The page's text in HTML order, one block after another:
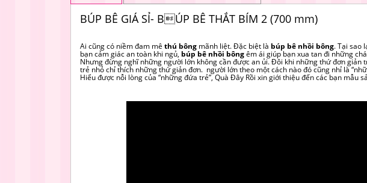
BÚP BÊ GIÁ SỈ- BÚP BÊ THẮT BÍM 2 (700 mm)
Ai cũng có niềm đam mê thú bông mãnh liệt. Đặc biệt là búp bê nhồi bông. Tại sao
bạn cảm giác an toàn khi ngủ, búp bê nhồi bôngêm ái giúp bạn xua tan đi những
Nhưng đừng nghĩ những người lớn không cần được an ủi. Đôi khi những thứ đơn giản
trẻ nhỏ chỉ thích những thứ giản đơn. người lớn theo một cách nào đó cũng nhỉ là
Hiểu được nỗi lòng của “những đứa trẻ”, Quà Đây Rồi xin giới thiệu đến các bạn mẫu